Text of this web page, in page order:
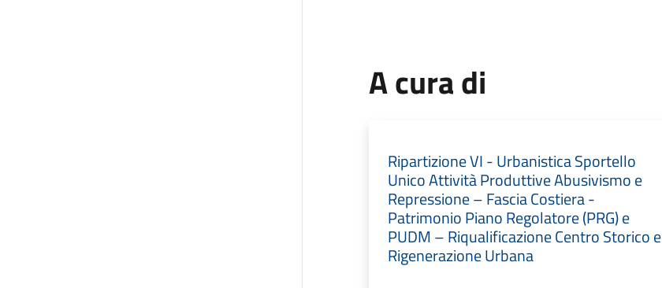
A cura di
Ripartizione VI - Urbanistica Sportello
Unico Attività Produttive Abusivismo e
Repressione – Fascia Costiera -
Patrimonio Piano Regolatore (PRG) e
PUDM – Riqualificazione Centro Storico e
Rigenerazione Urbana